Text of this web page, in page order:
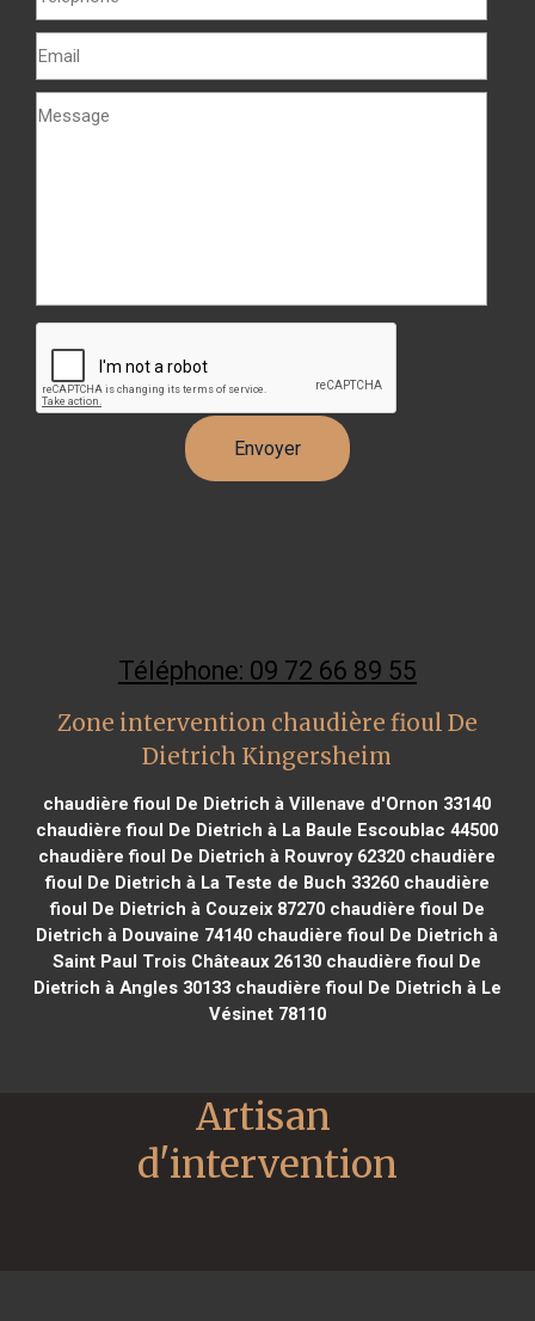
Téléphone: 09 72 66 89 55
Zone intervention chaudière fioul De
Dietrich Kingersheim
chaudière fioul De Dietrich à Villenave d'Ornon 33140
chaudière fioul De Dietrich à La Baule Escoublac 44500
chaudière fioul De Dietrich à Rouvroy 62320 chaudière
fioul De Dietrich à La Teste de Buch 33260chaudière
fioul De Dietrich à Couzeix 87270chaudière fioul De
Dietrich à Douvaine 74140 chaudière fioul De Dietrich à
Saint Paul Trois Châteaux 26130 chaudière fioul De
Dietrich à Angles 30133chaudière fioul De Dietrich à Le
Vésinet 78110
Artisan
d'intervention